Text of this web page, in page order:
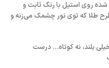
روی استیل با رنگ ثابت و
طرح طلا که توی نور چشمک می‌زنه و
نه خیلی بلند، نه کوتاه… درست